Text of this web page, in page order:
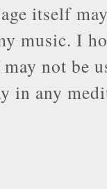
itself
music. I
not be
in any